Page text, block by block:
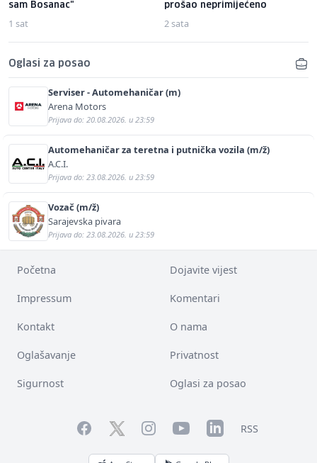
sam Bosanac"
1 sat
prošao neprimijećeno
2 sata
Oglasi za posao
Serviser - Automehaničar (m)
Arena Motors
Prijava do: 20.08.2026. u 23:59
Automehaničar za teretna i putnička vozila (m/ž)
A.C.I.
Prijava do: 23.08.2026. u 23:59
Vozač (m/ž)
Sarajevska pivara
Prijava do: 23.08.2026. u 23:59
Početna Dojavite vijest
Impressum Komentari
Kontakt O nama
Oglašavanje Privatnost
Sigurnost Oglasi za posao
FacebookTwitterInstagramYouTubeLinkedInRSS